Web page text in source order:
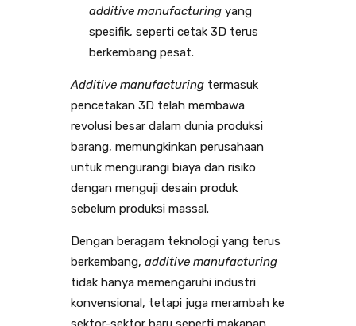
additive manufacturingyang
spesifik, seperti cetak 3D terus
berkembang pesat.
Additive manufacturing termasuk
pencetakan 3D telah membawa
revolusi besar dalam dunia produksi
barang, memungkinkan perusahaan
untuk mengurangi biaya dan risiko
dengan menguji desain produk
sebelum produksi massal.
Dengan beragam teknologi yang terus
berkembang, additive manufacturing
tidak hanya memengaruhi industri
konvensional, tetapi juga merambah ke